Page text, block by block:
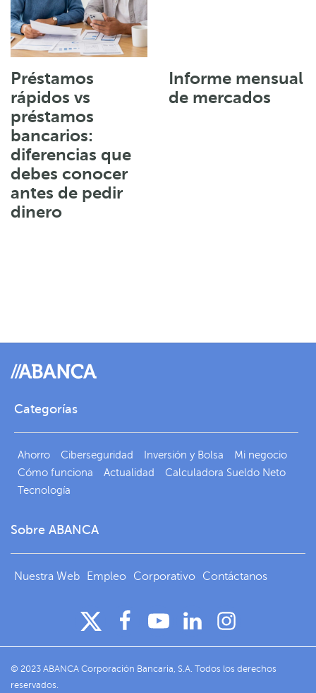
Préstamos
rápidos vs
préstamos
bancarios:
diferencias que
debes conocer
antes de pedir
dinero
Informe mensual
de mercados
Categorías
Ahorro Ciberseguridad Inversión y Bolsa
Mi negocio
Cómo funciona
Actualidad
Calculadora Sueldo Neto
Tecnología
Sobre ABANCA
Nuestra Web Empleo Corporativo Contáctanos
© 2023 ABANCA Corporación Bancaria, S.A. Todos los derechos
reservados.